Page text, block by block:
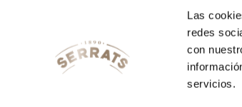
Las
redes
con
servicios.